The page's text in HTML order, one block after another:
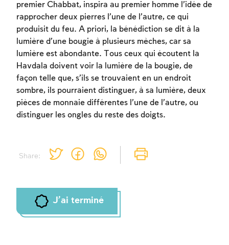
Share:
premier Chabbat, inspira au premier homme l’idée de
rapprocher deux pierres l’une de l’autre, ce qui
produisit du feu. A priori, la bénédiction se dit à la
lumière d’une bougie à plusieurs mèches, car sa
lumière est abondante. Tous ceux qui écoutent la
Havdala doivent voir la lumière de la bougie, de
façon telle que, s’ils se trouvaient en un endroit
sombre, ils pourraient distinguer, à sa lumière, deux
pièces de monnaie différentes l’une de l’autre, ou
distinguer les ongles du reste des doigts.
J'ai terminé